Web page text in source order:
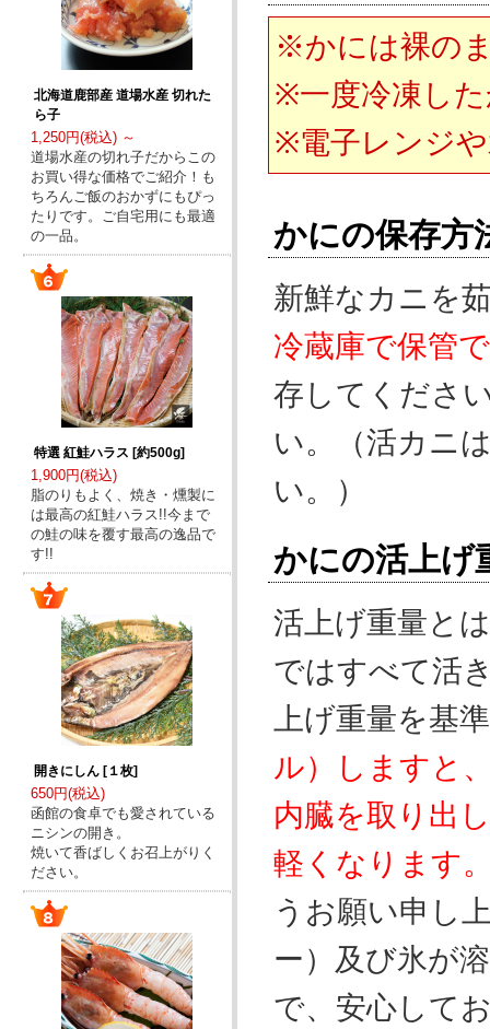
北海道鹿部産 道場水産 切れた
ら子
1,250円(税込) ～
道場水産の切れ子だからこの
お買い得な価格でご紹介！も
ちろんご飯のおかずにもぴっ
たりです。ご自宅用にも最適
の一品。
特選 紅鮭ハラス [約500g]
1,900円(税込)
脂のりもよく、焼き・燻製に
は最高の紅鮭ハラス!!今まで
の鮭の味を覆す最高の逸品で
す!!
開きにしん [１枚]
650円(税込)
函館の食卓でも愛されている
ニシンの開き。
焼いて香ばしくお召上がりく
ださい。
※かには裸の
※一度冷凍し
※電子レンジ
かにの保存方
新鮮なカニを
冷蔵庫で保管
存してくださ
い。（活カニ
い。）
かにの活上げ
活上げ重量と
ではすべて活
上げ重量を基
ル）しますと
内臓を取り出
軽くなります
うお願い申し
ー）及び氷が
で、安心して